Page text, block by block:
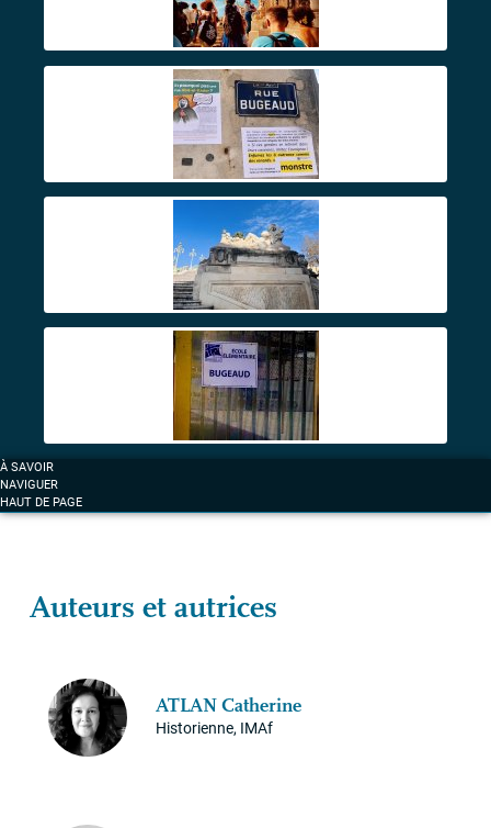
À SAVOIR
NAVIGUER
HAUT DE PAGE
Auteurs et autrices
ATLANCatherine
Historienne, IMAf